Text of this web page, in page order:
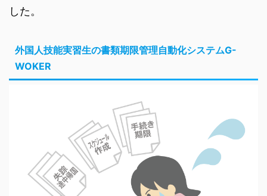
した。
外国人技能実習生の書類期限管理自動化システムG-
WOKER